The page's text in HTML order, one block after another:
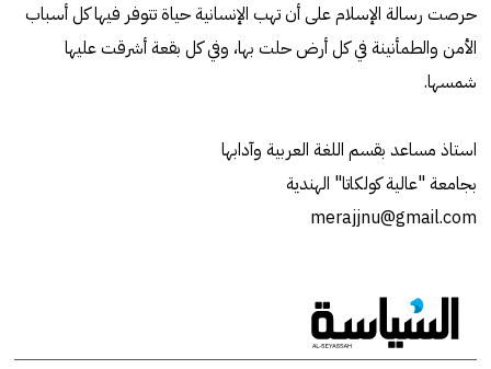
حرصت رسالة الإسلام على أن تهب الإنسانية حياة تتوفر فيها كل أسباب
الأمن والطمأنينة في كل أرض حلت بها، وفي كل بقعة أشرقت عليها
شمسها.
استاذ مساعد بقسم اللغة العربية وآدابها
بجامعة "عالية كولكاتا" الهندية
merajjnu@gmail.com